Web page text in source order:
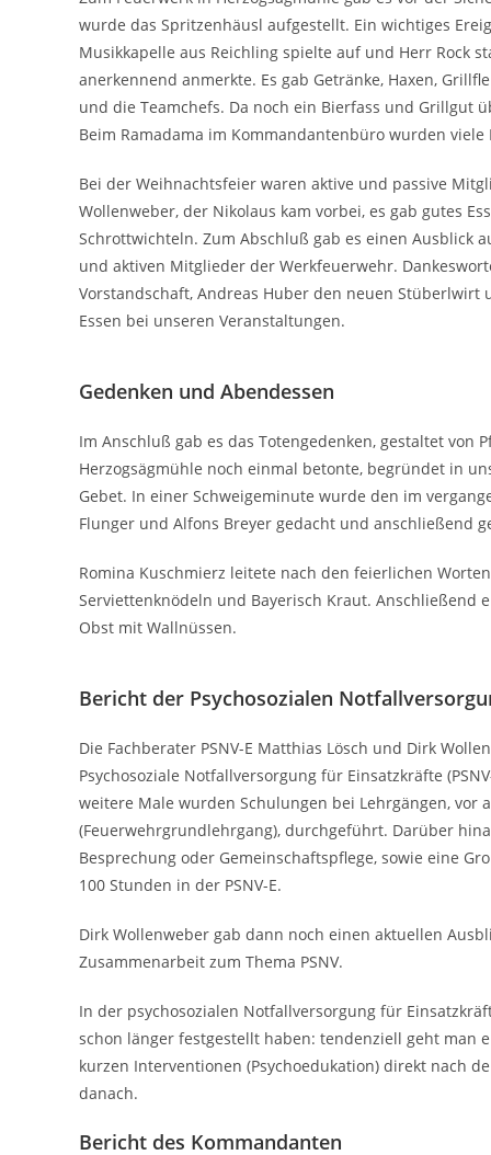
wurde das Spritzenhäusl aufgestellt. Ein wichtiges
Musikkapelle aus Reichling spielte auf und Herr Rock
anerkennend anmerkte. Es gab Getränke, Haxen,
und die Teamchefs. Da noch ein Bierfass und Grillgut
Beim Ramadama im Kommandantenbüro wurden
Bei der Weihnachtsfeier waren aktive und passive
Wollenweber, der Nikolaus kam vorbei, es gab gutes
Schrottwichteln. Zum Abschluß gab es einen Ausblick
und aktiven Mitglieder der Werkfeuerwehr.
Vorstandschaft, Andreas Huber den neuen
Essen bei unseren Veranstaltungen.
Gedenken und Abendessen
Im Anschluß gab es das Totengedenken, gestaltet
Herzogsägmühle noch einmal betonte, begründet in
Gebet. In einer Schweigeminute wurde den im
Flunger und Alfons Breyer gedacht und anschließend
Romina Kuschmierz leitete nach den feierlichen
Serviettenknödeln und Bayerisch Kraut. Anschließend
Obst mit Wallnüssen.
Bericht der Psychosozialen
Die Fachberater PSNV-E Matthias Lösch und Dirk
Psychosoziale Notfallversorgung für Einsatzkräfte
weitere Male wurden Schulungen bei Lehrgängen,
(Feuerwehrgrundlehrgang), durchgeführt. Darüber
Besprechung oder Gemeinschaftspflege, sowie eine
100 Stunden in der PSNV-E.
Dirk Wollenweber gab dann noch einen aktuellen
Zusammenarbeit zum Thema PSNV.
In der psychosozialen Notfallversorgung für
schon länger festgestellt haben: tendenziell geht man
kurzen Interventionen (Psychoedukation) direkt nach
danach.
Bericht des Kommandanten